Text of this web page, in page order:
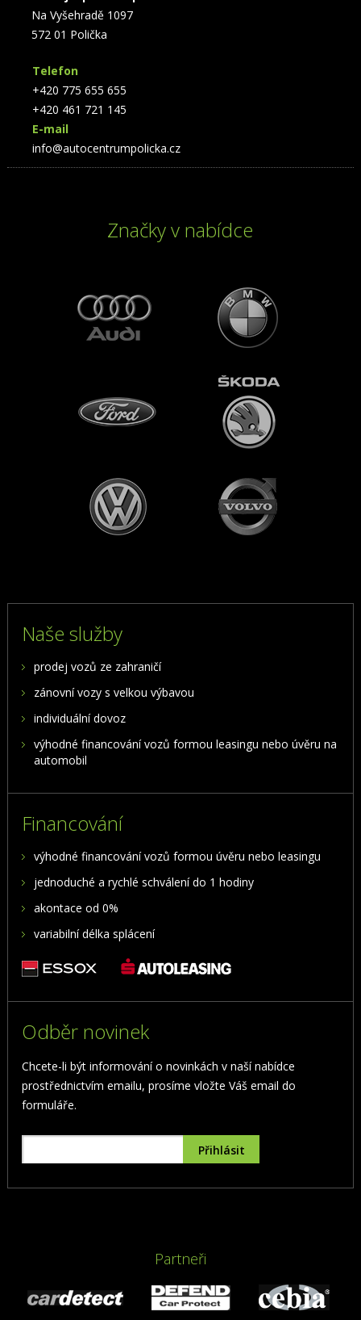
Na Vyšehradě 1097
572 01 Polička
Telefon
+420 775 655 655
+420 461 721 145
E-mail
info@autocentrumpolicka.cz
Značky v nabídce
Naše služby
prodej vozů ze zahraničí
zánovní vozy s velkou výbavou
individuální dovoz
výhodné financování vozů formou leasingu nebo úvěru na
automobil
Financování
výhodné financování vozů formou úvěru nebo leasingu
jednoduché a rychlé schválení do 1 hodiny
akontace od 0%
variabilní délka splácení
Odběr novinek
Chcete-li být informování o novinkách v naší nabídce
prostřednictvím emailu, prosíme vložte Váš email do
formuláře.
Partneři